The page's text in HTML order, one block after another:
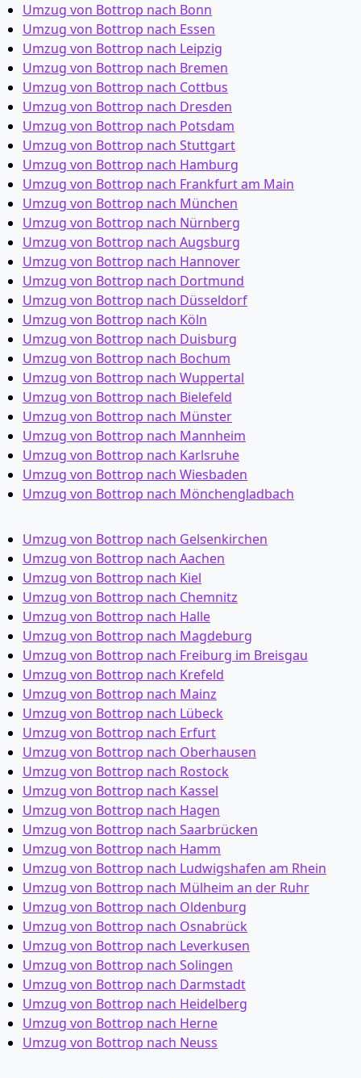
Umzug von Bottrop nach Bonn
Umzug von Bottrop nach Essen
Umzug von Bottrop nach Leipzig
Umzug von Bottrop nach Bremen
Umzug von Bottrop nach Cottbus
Umzug von Bottrop nach Dresden
Umzug von Bottrop nach Potsdam
Umzug von Bottrop nach Stuttgart
Umzug von Bottrop nach Hamburg
Umzug von Bottrop nach Frankfurt am Main
Umzug von Bottrop nach München
Umzug von Bottrop nach Nürnberg
Umzug von Bottrop nach Augsburg
Umzug von Bottrop nach Hannover
Umzug von Bottrop nach Dortmund
Umzug von Bottrop nach Düsseldorf
Umzug von Bottrop nach Köln
Umzug von Bottrop nach Duisburg
Umzug von Bottrop nach Bochum
Umzug von Bottrop nach Wuppertal
Umzug von Bottrop nach Bielefeld
Umzug von Bottrop nach Münster
Umzug von Bottrop nach Mannheim
Umzug von Bottrop nach Karlsruhe
Umzug von Bottrop nach Wiesbaden
Umzug von Bottrop nach Mönchen­gladbach
Umzug von Bottrop nach Gelsenkirchen
Umzug von Bottrop nach Aachen
Umzug von Bottrop nach Kiel
Umzug von Bottrop nach Chemnitz
Umzug von Bottrop nach Halle
Umzug von Bottrop nach Magdeburg
Umzug von Bottrop nach Freiburg im Breisgau
Umzug von Bottrop nach Krefeld
Umzug von Bottrop nach Mainz
Umzug von Bottrop nach Lübeck
Umzug von Bottrop nach Erfurt
Umzug von Bottrop nach Oberhausen
Umzug von Bottrop nach Rostock
Umzug von Bottrop nach Kassel
Umzug von Bottrop nach Hagen
Umzug von Bottrop nach Saarbrücken
Umzug von Bottrop nach Hamm
Umzug von Bottrop nach Ludwigshafen am Rhein
Umzug von Bottrop nach Mülheim an der Ruhr
Umzug von Bottrop nach Oldenburg
Umzug von Bottrop nach Osnabrück
Umzug von Bottrop nach Leverkusen
Umzug von Bottrop nach Solingen
Umzug von Bottrop nach Darmstadt
Umzug von Bottrop nach Heidelberg
Umzug von Bottrop nach Herne
Umzug von Bottrop nach Neuss